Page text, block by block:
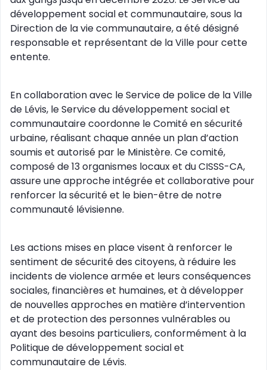
développement social et communautaire, sous la
Direction de la vie communautaire, a été désigné
responsable et représentant de la Ville pour cette
entente.
En collaboration avec le Service de police de la Ville
de Lévis, le Service du développement social et
communautaire coordonne le Comité en sécurité
urbaine, réalisant chaque année un plan d’action
soumis et autorisé par le Ministère. Ce comité,
composé de 13 organismes locaux et du CISSS-CA,
assure une approche intégrée et collaborative pour
renforcer la sécurité et le bien-être de notre
communauté lévisienne.
Les actions mises en place visent à renforcer le
sentiment de sécurité des citoyens, à réduire les
incidents de violence armée et leurs conséquences
sociales, financières et humaines, et à développer
de nouvelles approches en matière d’intervention
et de protection des personnes vulnérables ou
ayant des besoins particuliers, conformément à la
Politique de développement social et
communautaire de Lévis.